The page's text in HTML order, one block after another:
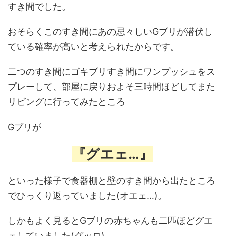
すき間でした。
おそらくこのすき間にあの忌々しいGブリが潜伏し
ている確率が高いと考えられたからです。
二つのすき間にゴキブリすき間にワンプッシュをス
プレーして、部屋に戻りおよそ三時間ほどしてまた
リビングに行ってみたところ
Gブリが
『グエェ…』
といった様子で食器棚と壁のすき間から出たところ
でひっくり返っていました(オエェ…)。
しかもよく見るとGブリの赤ちゃんも二匹ほどグエ